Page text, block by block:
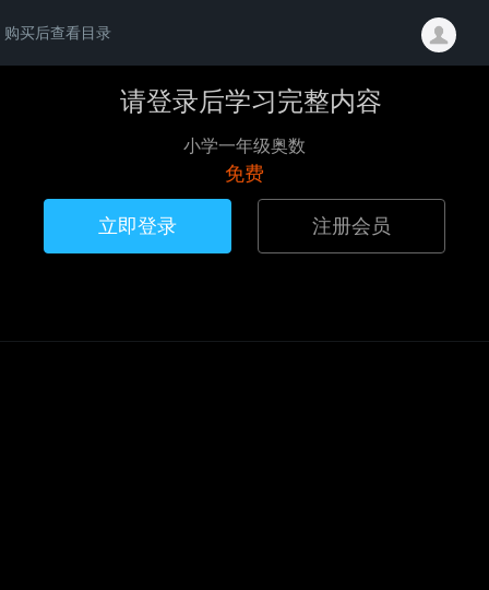
购买后查看目录
请登录后学习完整内容
小学一年级奥数
免费
立即登录 注册会员